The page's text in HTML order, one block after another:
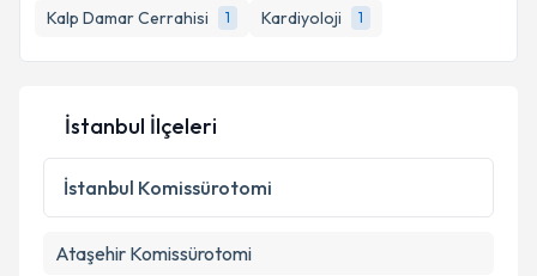
Kalp Damar Cerrahisi
1 Kardiyoloji 1
bilgilendireceğiz.
E-posta Adresiniz
Kişisel verilerimin işlenmesine ilişkin
Metni'ni okudum ve kişisel verilerimin belirtilen
İstanbul İlçeleri
İstanbul Komissürotomi
Ataşehir Komissürotomi